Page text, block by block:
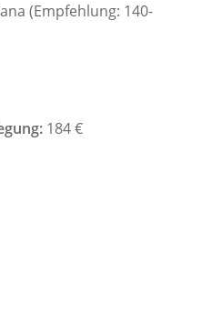
(Empfehlung: 140-
184 €